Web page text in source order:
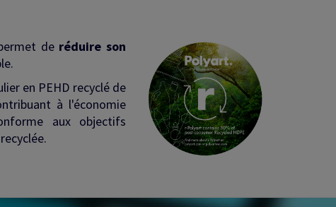
de réduire son
en PEHD recyclé de
à l'économie
aux objectifs